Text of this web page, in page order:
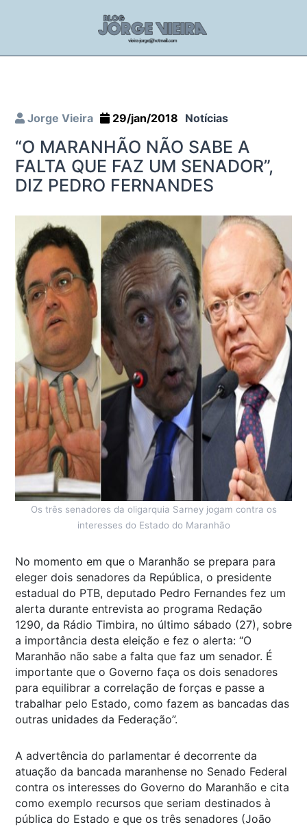
Jorge Vieira 29/jan/2018 Notícias
“O MARANHÃO NÃO SABE A
FALTA QUE FAZ UM SENADOR”,
DIZ PEDRO FERNANDES
Os três senadores da oligarquia Sarney jogam contra os
interesses do Estado do Maranhão
No momento em que o Maranhão se prepara para
eleger dois senadores da República, o presidente
estadual do PTB, deputado Pedro Fernandes fez um
alerta durante entrevista ao programa Redação
1290, da Rádio Timbira, no último sábado (27), sobre
a importância desta eleição e fez o alerta: “O
Maranhão não sabe a falta que faz um senador. É
importante que o Governo faça os dois senadores
para equilibrar a correlação de forças e passe a
trabalhar pelo Estado, como fazem as bancadas das
outras unidades da Federação”.
A advertência do parlamentar é decorrente da
atuação da bancada maranhense no Senado Federal
contra os interesses do Governo do Maranhão e cita
como exemplo recursos que seriam destinados à
pública do Estado e que os três senadores (João